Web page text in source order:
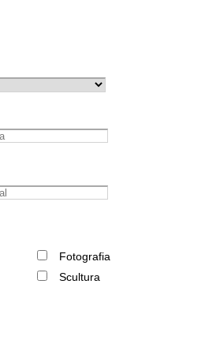
Fotografia
Scultura